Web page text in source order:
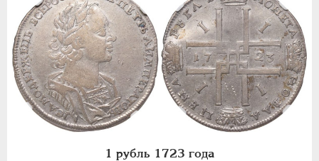
1 рубль 1723 года